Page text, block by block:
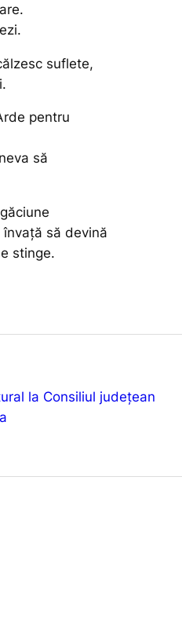
suflete,
pentru
să
să devină
stinge.
la Consiliul județean